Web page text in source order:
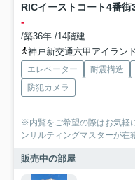
RICイーストコート4番街
-
/築36年 /14階建
神戸新交通六甲アイラン
エレベーター 耐震構造
防犯カメラ
※内覧をご希望の際はお気軽にご連絡くだ
ンサルティングマスターが在
販売中の部屋